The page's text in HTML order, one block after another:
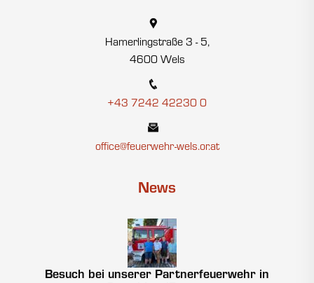
Hamerlingstraße 3 - 5,
4600 Wels
+43 7242 42230 0
office@feuerwehr-wels.or.at
News
Besuch bei unserer Partnerfeuerwehr in